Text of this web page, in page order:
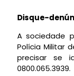
Disque-
A sociedade
Polícia Militar
precisar se
0800.065.3939.